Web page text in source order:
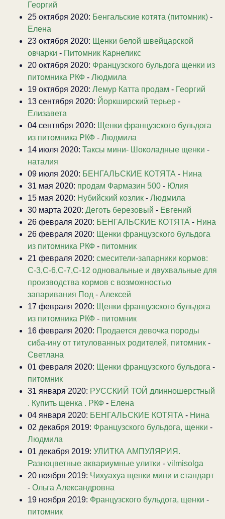
Георгий
25 октября 2020: Бенгальские котята (питомник) -
Елена
23 октября 2020: Щенки белой швейцарской
овчарки - Питомник Карнеликс
20 октября 2020: Французского бульдога щенки из
питомника РКФ - Людмила
19 октября 2020: Лемур Катта продам - Георгий
13 сентября 2020: Йоркширский терьер -
Елизавета
04 сентября 2020: Щенки французского бульдога
из питомника РКФ - Людмила
14 июля 2020: Таксы мини- Шоколадные щенки -
наталия
09 июля 2020: БЕНГАЛЬСКИЕ КОТЯТА - Нина
31 мая 2020: продам Фармазин 500 - Юлия
15 мая 2020: Нубийский козлик - Людмила
30 марта 2020: Деготь березовый - Евгений
26 февраля 2020: БЕНГАЛЬСКИЕ КОТЯТА - Нина
26 февраля 2020: Щенки французского бульдога
из питомника РКФ - питомник
21 февраля 2020: смесители-запарники кормов:
С-3,С-6,С-7,С-12 одновальные и двухвальные для
производства кормов с возможностью
запаривания Под - Алексей
17 февраля 2020: Щенки французского бульдога
из питомника РКФ - питомник
16 февраля 2020: Продается девочка породы
сиба-ину от титулованных родителей, питомник -
Светлана
01 февраля 2020: Щенки французского бульдога -
питомник
31 января 2020: РУССКИЙ ТОЙ длинношерстный
. Купить щенка . РКФ - Елена
04 января 2020: БЕНГАЛЬСКИЕ КОТЯТА - Нина
02 декабря 2019: Французского бульдога, щенки -
Людмила
01 декабря 2019: УЛИТКА АМПУЛЯРИЯ.
Разноцветные аквариумные улитки - vilmisolga
20 ноября 2019: Чихуахуа щенки мини и стандарт
- Ольга Александровна
19 ноября 2019: Французского бульдога, щенки -
питомник